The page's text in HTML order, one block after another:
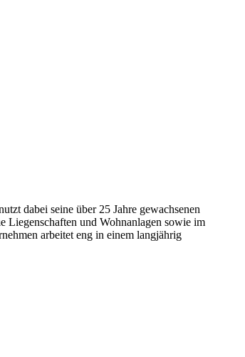
dabei seine über 25 Jahre gewachsenen
Liegenschaften und Wohnanlagen sowie im
arbeitet eng in einem langjährig